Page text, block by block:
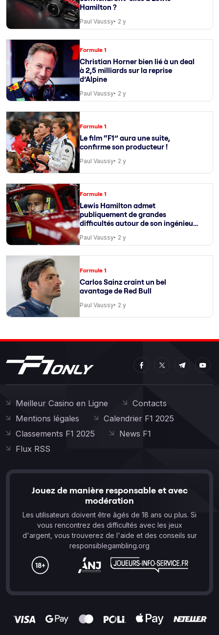
Hamilton ?
Paul Vaussy 2 y
Formule 1
Christian Horner bien lié à un deal
à 2,5 milliards sur la reprise
d’Alpine
Paul Vaussy 2 y
Formule 1
Le film “F1” aura une suite,
confirme son producteur !
Paul Vaussy 2 y
Formule 1
Lewis Hamilton admet
publiquement de grandes
difficultés autour de son ingénieur
Paul Vaussy 2 y
Formule 1
Carlos Sainz craint un bel
avantage de Red Bull
Paul Vaussy 2 y
Meilleur Casino en Ligne
Contacts
Mentions légales
Calendrier F1 2025
Classements F1 2025
News F1
Flux RSS
Jouez de manière responsable et avec
modération
Les utilisateurs doivent être âgés de 18 ans ou plus. Si
vous rencontrez des difficultés avec les jeux
d'argent, vous trouverez de l'aide et des conseils sur
responsiblegambling.org